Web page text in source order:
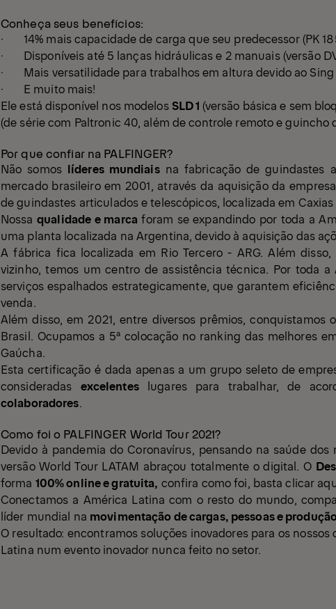
Conheça seus benefícios:
· 14% mais capacidade de carga que seu predecessor (PK
· Disponíveis até 5 lanças hidráulicas e 2 manuais (versão
· Mais versatilidade para trabalhos em altura devido ao Sing
· E muito mais!
Ele está disponível nos modelos SLD 1 (versão básica e sem
(de série com Paltronic 40, além de controle remoto e guincho
Por que confiar na PALFINGER?
Não somos líderes mundiaisna fabricação de guindastes
mercado brasileiro em 2001, através da aquisição da empresa
de guindastes articulados e telescópicos, localizada em Caxias
Nossaqualidade e marca foram se expandindo por toda a
uma planta localizada na Argentina, devido à aquisição das
A fábrica fica localizada em Rio Tercero - ARG. Além
vizinho, temos um centro de assistência técnica. Por toda
serviços espalhados estrategicamente, que garantem
venda.
Além disso, em 2021, entre diversos prêmios, conquistamos
Brasil. Ocupamos a 5ª colocação no ranking das melhores
Gaúcha.
Esta certificação é dada apenas a um grupo seleto de
consideradas excelenteslugares para trabalhar, de
colaboradores.
Como foi o PALFINGER World Tour 2021?
Devido à pandemia do Coronavírus, pensando na saúde dos
versão World Tour LATAM abraçou totalmente o digital. O
forma 100% online e gratuita, confira como foi, basta clicar
Conectamos a América Latina com o resto do mundo,
líder mundial na movimentação de cargas, pessoas e
O resultado: encontramos soluções inovadores para os
Latina num evento inovador nunca feito no setor.